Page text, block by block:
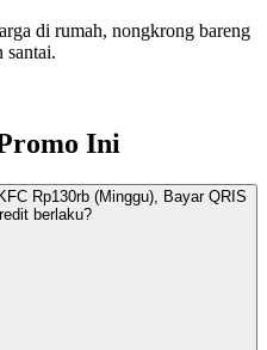
di rumah, nongkrong bareng
santai.
Ini
Rp130rb (Minggu), Bayar QRIS
berlaku?